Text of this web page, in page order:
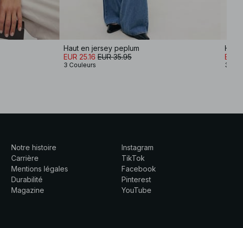
Haut en jersey peplum
EUR 25.16 EUR 35.95
3 Couleurs
Haut
EUR
3
Notre histoire
Carrière
Mentions légales
Durabilité
Magazine
Instagram
TikTok
Facebook
Pinterest
YouTube